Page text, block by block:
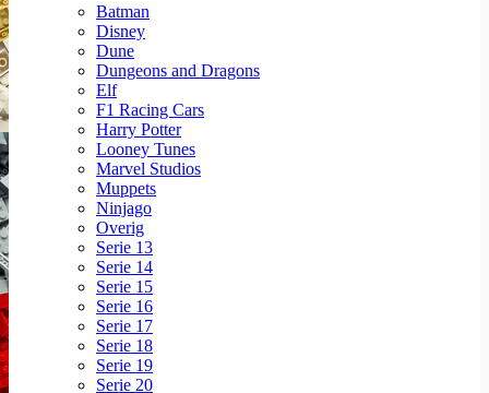
Batman
Disney
Dune
Dungeons and Dragons
Elf
F1 Racing Cars
Harry Potter
Looney Tunes
Marvel Studios
Muppets
Ninjago
Overig
Serie 13
Serie 14
Serie 15
Serie 16
Serie 17
Serie 18
Serie 19
Serie 20